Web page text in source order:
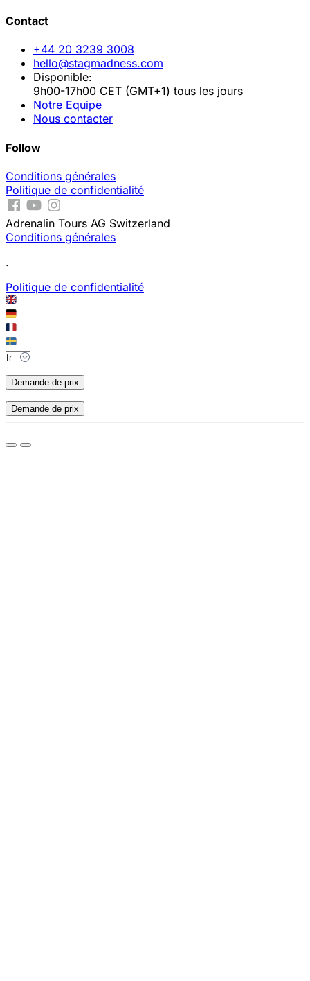
Contact
+44 20 3239 3008
hello@stagmadness.com
Disponible:
9h00-17h00 CET (GMT+1) tous les jours
Notre Equipe
Nous contacter
Follow
Conditions générales
Politique de confidentialité
Adrenalin Tours AG Switzerland
Conditions générales
.
Politique de confidentialité
Demande de prix
Demande de prix